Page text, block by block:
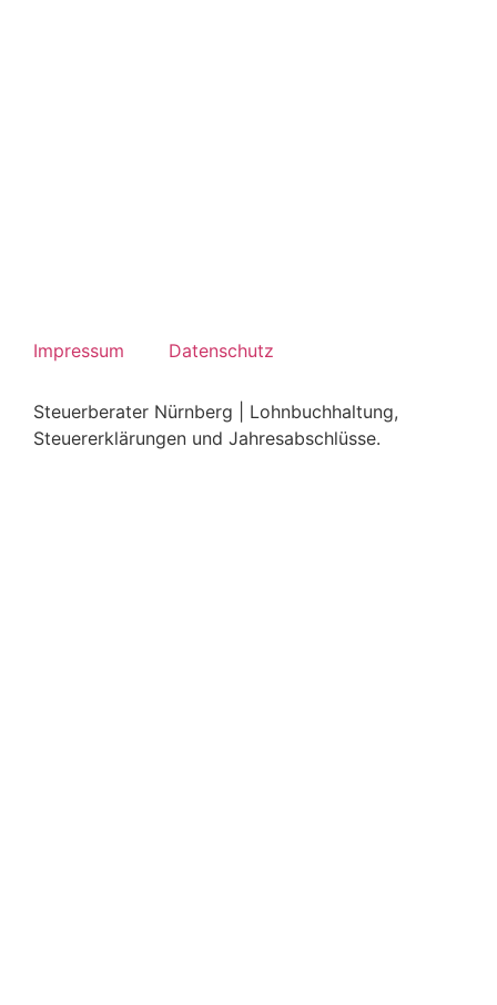
Impressum Datenschutz
Steuerberater Nürnberg | Lohnbuchhaltung,
Steuererklärungen und Jahresabschlüsse.